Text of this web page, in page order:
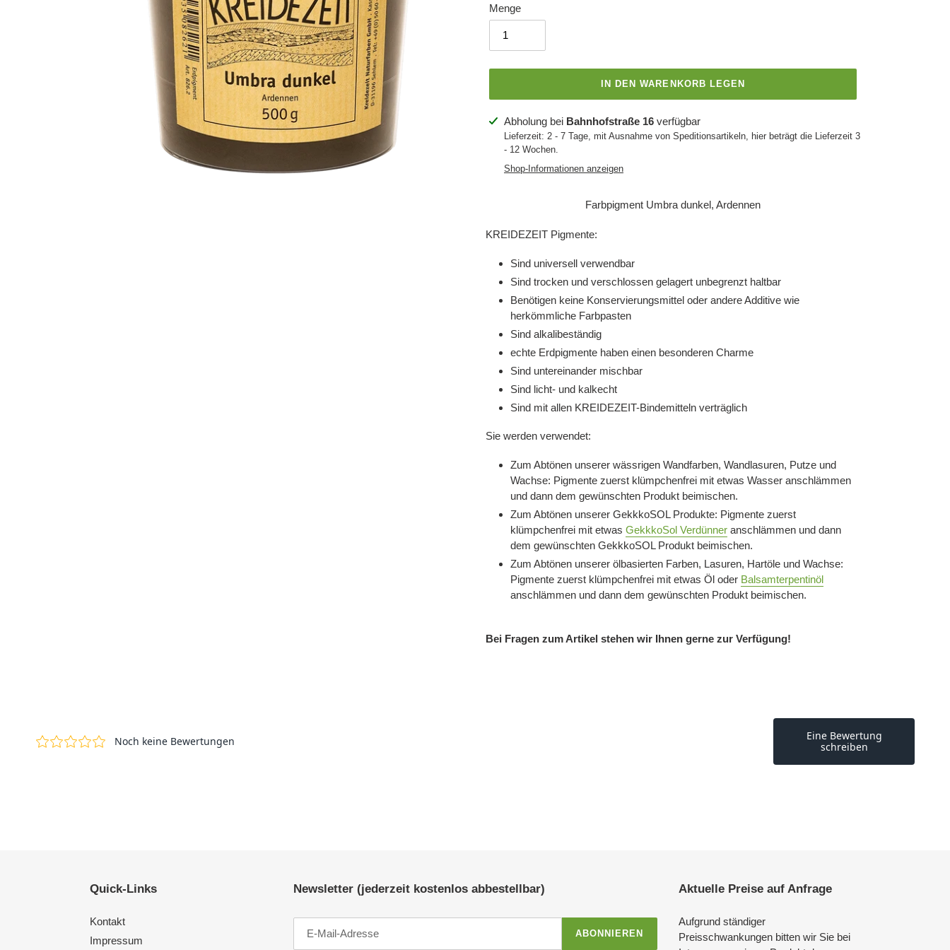
Menge
IN DEN WARENKORB LEGEN
Produkt
zum
Warenkorb
Abholung bei Bahnhofstraße 16 verfügbar
Lieferzeit: 2 - 7 Tage, mit Ausnahme von Speditionsartikeln, hier beträgt die Lieferzeit 3
- 12 Wochen.
Shop-Informationen anzeigen
Farbpigment Umbra dunkel, Ardennen
KREIDEZEIT Pigmente:
Sind universell verwendbar
Sind trocken und verschlossen gelagert unbegrenzt haltbar
Benötigen keine Konservierungsmittel oder andere Additive wie
herkömmliche Farbpasten
Sind alkalibeständig
echte Erdpigmente haben einen besonderen Charme
Sind untereinander mischbar
Sind licht- und kalkecht
Sind mit allen KREIDEZEIT-Bindemitteln verträglich
Sie werden verwendet:
Zum Abtönen unserer wässrigen Wandfarben, Wandlasuren, Putze und
Wachse: Pigmente zuerst klümpchenfrei mit etwas Wasser anschlämmen
und dann dem gewünschten Produkt beimischen.
Zum Abtönen unserer GekkkoSOL Produkte: Pigmente zuerst
klümpchenfrei mit etwas GekkkoSol Verdünner anschlämmen und dann
dem gewünschten GekkkoSOL Produkt beimischen.
Zum Abtönen unserer ölbasierten Farben, Lasuren, Hartöle und Wachse:
Pigmente zuerst klümpchenfrei mit etwas Öl oder Balsamterpentinöl
anschlämmen und dann dem gewünschten Produkt beimischen.
Bei Fragen zum Artikel stehen wir Ihnen gerne zur Verfügung!
Quick-Links
Kontakt
Impressum
Newsletter (jederzeit kostenlos abbestellbar)
ABONNIEREN
Aktuelle Preise auf Anfrage
Aufgrund ständiger
Preisschwankungen bitten wir Sie bei